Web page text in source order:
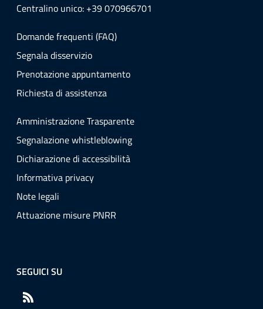
Centralino unico: +39 070966701
Domande frequenti (FAQ)
Segnala disservizio
Prenotazione appuntamento
Richiesta di assistenza
Amministrazione Trasparente
Segnalazione whistleblowing
Dichiarazione di accessibilità
Informativa privacy
Note legali
Attuazione misure PNRR
SEGUICI SU